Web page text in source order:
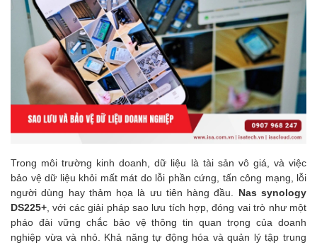
Trong môi trường kinh doanh, dữ liệu là tài sản vô giá, và việc
bảo vệ dữ liệu khỏi mất mát do lỗi phần cứng, tấn công mạng, lỗi
người dùng hay thảm họa là ưu tiên hàng đầu. Nas synology
DS225+ , với các giải pháp sao lưu tích hợp, đóng vai trò như một
pháo đài vững chắc bảo vệ thông tin quan trọng của doanh
nghiệp vừa và nhỏ. Khả năng tự động hóa và quản lý tập trung